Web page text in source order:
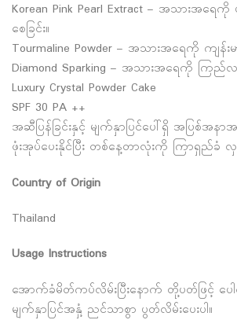
Korean Pink Pearl Extract – အသား‌အရေကို
စေခြင်း။
Tourmaline Powder – အသားအရေကို ကျန်းမ
Diamond Sparking – အသားအရေကို ကြည်လ
Luxury Crystal Powder Cake
SPF 30 PA ++
အဆီပြန်ခြင်းနှင့် မျက်နှာပြင်ပေါ်ရှိ အပြစ်အနာ
ဖုံးအုပ်ပေးနိုင်ပြီး တစ်နေ့တာလုံးကို ကြာရှည်ခံ
Country of Origin
Thailand
Usage Instructions
အောက်ခံမိတ်ကပ်လိမ်းပြီးနောက် တို့ပတ်ဖြင့် ပေ
မျက်နှာပြင်အနှံ့ ညင်သာစွာ ပွတ်လိမ်းပေးပါ။